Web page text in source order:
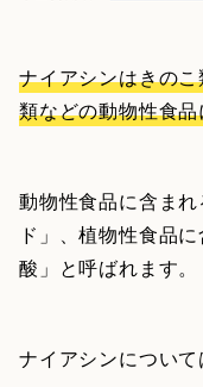
ナイアシンはきの
類などの動物性食
動物性食品に含ま
ド」、植物性食品
酸」と呼ばれます。
ナイアシンについて